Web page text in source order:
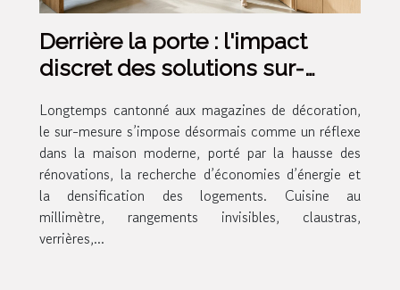
Derrière la porte : l'impact
discret des solutions sur-
moderne
Longtemps cantonné aux magazines de décoration,
le sur-mesure s’impose désormais comme un réflexe
dans la maison moderne, porté par la hausse des
rénovations, la recherche d’économies d’énergie et
la densification des logements. Cuisine au
millimètre, rangements invisibles, claustras,
verrières,...